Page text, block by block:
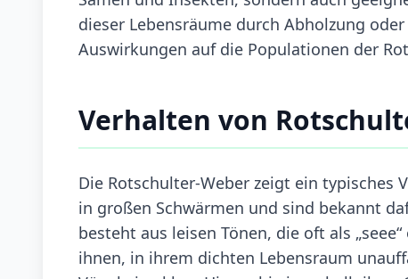
dieser Lebensräume durch Abholzung
Auswirkungen auf die Populationen der
Verhalten von
Die Rotschulter-Weber zeigt ein typisches
in großen Schwärmen und sind bekannt
besteht aus leisen Tönen, die oft als
ihnen, in ihrem dichten Lebensraum